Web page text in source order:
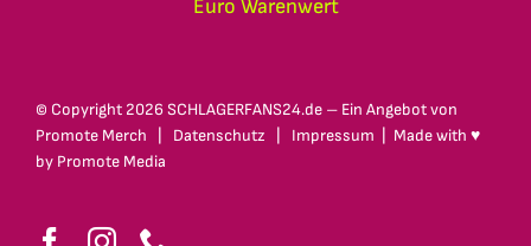
Euro Warenwert
© Copyright 2026 SCHLAGERFANS24.de – Ein Angebot von
Promote Merch
Datenschutz Impressum | Made with ♥
by Promote Media